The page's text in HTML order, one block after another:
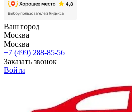
Ваш город
Москва
Москва
+7 (499) 288-85-56
Заказать звонок
Войти